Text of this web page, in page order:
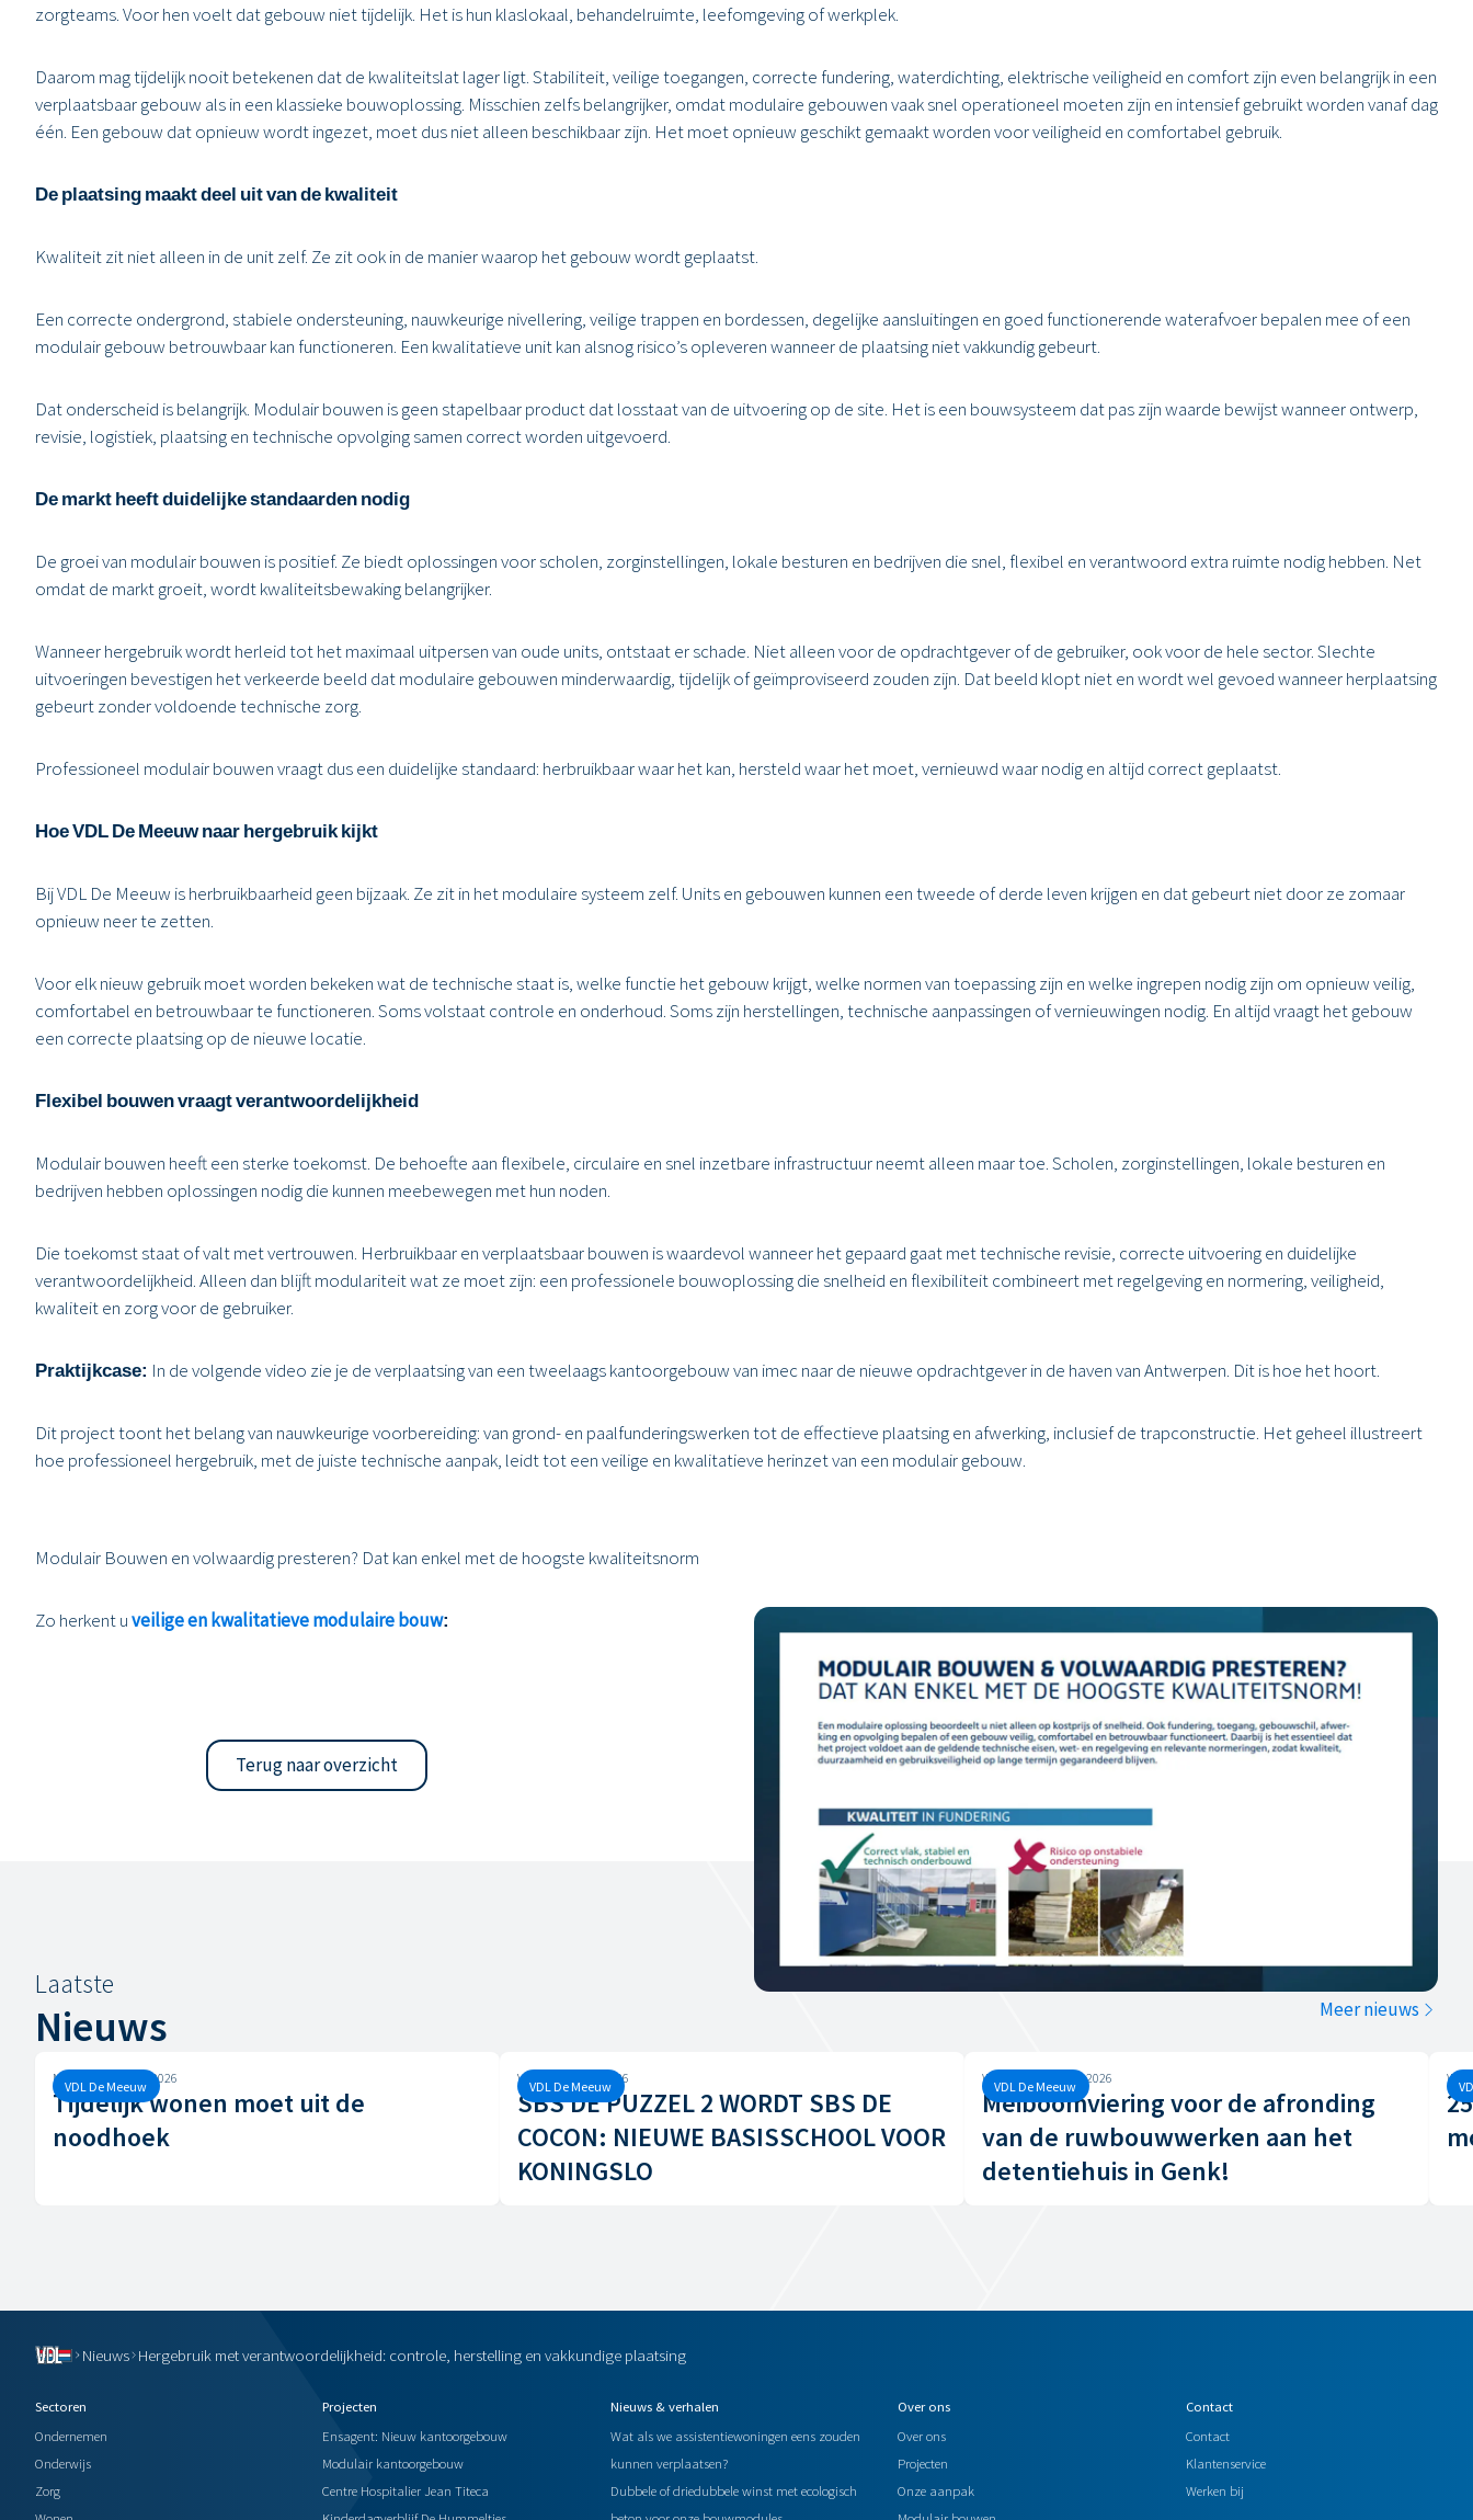
zorgteams. Voor hen voelt dat gebouw niet tijdelijk. Het is hun klaslokaal, behandelruimte, leefomgeving of werkplek.
Daarom mag tijdelijk nooit betekenen dat de kwaliteitslat lager ligt. Stabiliteit, veilige toegangen, correcte fundering, waterdichting, elektrische veiligheid en comfort zijn even belangrijk in een
verplaatsbaar gebouw als in een klassieke bouwoplossing. Misschien zelfs belangrijker, omdat modulaire gebouwen vaak snel operationeel moeten zijn en intensief gebruikt worden vanaf dag
één. Een gebouw dat opnieuw wordt ingezet, moet dus niet alleen beschikbaar zijn. Het moet opnieuw geschikt gemaakt worden voor veiligheid en comfortabel gebruik.
De plaatsing maakt deel uit van de kwaliteit
Kwaliteit zit niet alleen in de unit zelf. Ze zit ook in de manier waarop het gebouw wordt geplaatst.
Een correcte ondergrond, stabiele ondersteuning, nauwkeurige nivellering, veilige trappen en bordessen, degelijke aansluitingen en goed functionerende waterafvoer bepalen mee of een
modulair gebouw betrouwbaar kan functioneren. Een kwalitatieve unit kan alsnog risico’s opleveren wanneer de plaatsing niet vakkundig gebeurt.
Dat onderscheid is belangrijk. Modulair bouwen is geen stapelbaar product dat losstaat van de uitvoering op de site. Het is een bouwsysteem dat pas zijn waarde bewijst wanneer ontwerp,
revisie, logistiek, plaatsing en technische opvolging samen correct worden uitgevoerd.
De markt heeft duidelijke standaarden nodig
De groei van modulair bouwen is positief. Ze biedt oplossingen voor scholen, zorginstellingen, lokale besturen en bedrijven die snel, flexibel en verantwoord extra ruimte nodig hebben. Net
omdat de markt groeit, wordt kwaliteitsbewaking belangrijker.
Wanneer hergebruik wordt herleid tot het maximaal uitpersen van oude units, ontstaat er schade. Niet alleen voor de opdrachtgever of de gebruiker, ook voor de hele sector. Slechte
uitvoeringen bevestigen het verkeerde beeld dat modulaire gebouwen minderwaardig, tijdelijk of geïmproviseerd zouden zijn. Dat beeld klopt niet en wordt wel gevoed wanneer herplaatsing
gebeurt zonder voldoende technische zorg.
Professioneel modulair bouwen vraagt dus een duidelijke standaard: herbruikbaar waar het kan, hersteld waar het moet, vernieuwd waar nodig en altijd correct geplaatst.
Hoe VDL De Meeuw naar hergebruik kijkt
Bij VDL De Meeuw is herbruikbaarheid geen bijzaak. Ze zit in het modulaire systeem zelf. Units en gebouwen kunnen een tweede of derde leven krijgen en dat gebeurt niet door ze zomaar
opnieuw neer te zetten.
Voor elk nieuw gebruik moet worden bekeken wat de technische staat is, welke functie het gebouw krijgt, welke normen van toepassing zijn en welke ingrepen nodig zijn om opnieuw veilig,
comfortabel en betrouwbaar te functioneren. Soms volstaat controle en onderhoud. Soms zijn herstellingen, technische aanpassingen of vernieuwingen nodig. En altijd vraagt het gebouw
een correcte plaatsing op de nieuwe locatie.
Flexibel bouwen vraagt verantwoordelijkheid
Modulair bouwen heeft een sterke toekomst. De behoefte aan flexibele, circulaire en snel inzetbare infrastructuur neemt alleen maar toe. Scholen, zorginstellingen, lokale besturen en
bedrijven hebben oplossingen nodig die kunnen meebewegen met hun noden.
Die toekomst staat of valt met vertrouwen. Herbruikbaar en verplaatsbaar bouwen is waardevol wanneer het gepaard gaat met technische revisie, correcte uitvoering en duidelijke
verantwoordelijkheid. Alleen dan blijft modulariteit wat ze moet zijn: een professionele bouwoplossing die snelheid en flexibiliteit combineert met regelgeving en normering, veiligheid,
kwaliteit en zorg voor de gebruiker.
Praktijkcase: In de volgende video zie je de verplaatsing van een tweelaags kantoorgebouw van imec naar de nieuwe opdrachtgever in de haven van Antwerpen. Dit is hoe het hoort.
Dit project toont het belang van nauwkeurige voorbereiding: van grond- en paalfunderingswerken tot de effectieve plaatsing en afwerking, inclusief de trapconstructie. Het geheel illustreert
hoe professioneel hergebruik, met de juiste technische aanpak, leidt tot een veilige en kwalitatieve herinzet van een modulair gebouw.
Modulair Bouwen en volwaardig presteren? Dat kan enkel met de hoogste kwaliteitsnorm
Zo herkent uveilige en kwalitatieve modulaire bouw:
Terug naar overzicht
Laatste
Nieuws Meer nieuws
VDL De Meeuw
Maandag, 29 juni, 2026
Tijdelijk wonen moet uit de
noodhoek
VDL De Meeuw
Vrijdag, 12 juni, 2026
SBS DE PUZZEL 2 WORDT SBS DE
COCON: NIEUWE BASISSCHOOL VOOR
KONINGSLO
VDL De Meeuw
Woensdag, 29 april, 2026
Meiboomviering voor de afronding
van de ruwbouwwerken aan het
detentiehuis in Genk!
Nieuws Hergebruik met verantwoordelijkheid: controle, herstelling en vakkundige plaatsing
Sectoren
Ondernemen
Onderwijs
Zorg
Projecten
Ensagent: Nieuw kantoorgebouw
Modulair kantoorgebouw
Centre Hospitalier Jean Titeca
Nieuws & verhalen
Wat als we assistentiewoningen eens zouden
kunnen verplaatsen?
Dubbele of driedubbele winst met ecologisch
Over ons
Over ons
Projecten
Onze aanpak
Contact
Contact
Klantenservice
Werken bij